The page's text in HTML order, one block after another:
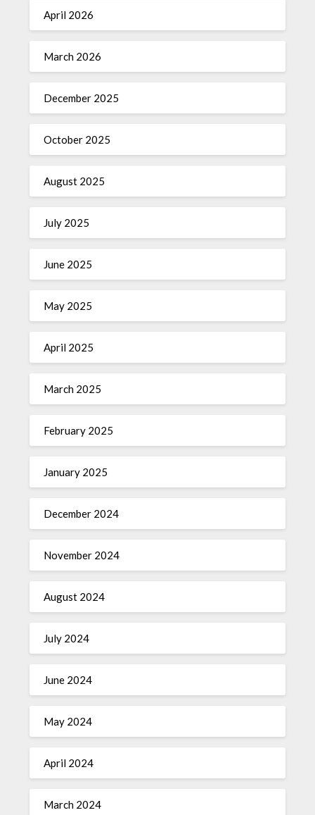
April 2026
March 2026
December 2025
October 2025
August 2025
July 2025
June 2025
May 2025
April 2025
March 2025
February 2025
January 2025
December 2024
November 2024
August 2024
July 2024
June 2024
May 2024
April 2024
March 2024